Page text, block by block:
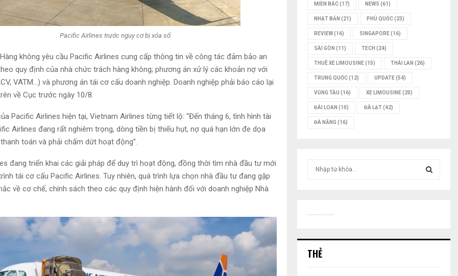
Pacific Airlines trước nguy cơ bị xóa sổ
không yêu cầu Pacific Airlines cung cấp thông tin về công tác đảm bảo an
quy định của nhà chức trách hàng không; phương án xử lý các khoản nợ với
VATM…) và phương án tái cơ cấu doanh nghiệp. Doanh nghiệp phải báo cáo lại
về Cục trước ngày 10/8.
Pacific Airlines hiện tại, Vietnam Airlines từng tiết lộ: “Đến tháng 6, tình hình tài
Airlines đang rất nghiêm trọng, dòng tiền bị thiếu hụt, nợ quá hạn lớn đe dọa
toán và phải chấm dứt hoạt động”.
đang triển khai các giải pháp để duy trì hoạt động, đồng thời tìm nhà đầu tư mới
tái cơ cấu Pacific Airlines. Tuy nhiên, quá trình lựa chọn nhà đầu tư đang gặp
về cơ chế, chính sách theo các quy định hiện hành đối với doanh nghiệp Nhà
MIỀN BẮC(17) NEWS (61)
NHẬT BẢN (21) PHÚ QUỐC(23)
REVIEW(16) SINGAPORE(16)
SÀI GÒN (11) TECH (24)
THUÊ XE LIMOUSINE(15) THÁI LAN (26)
TRUNG QUỐC(12) UPDATE(54)
VŨNG TÀU (16) XE LIMOUSINE(20)
ĐÀI LOAN (10) ĐÀ LẠT(42)
ĐÀ NẴNG (16)
:
THẺ